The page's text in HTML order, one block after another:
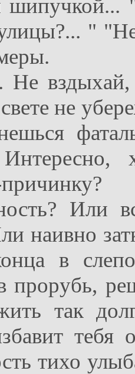
"
Не
не
Или
наивно
в
прорубь,
так
тебя
тихо